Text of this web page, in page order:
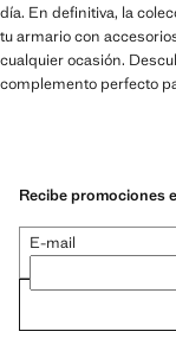
día. En definitiva, la
tu armario con
cualquier ocasión.
complemento perfecto
Recibe promociones
E-mail